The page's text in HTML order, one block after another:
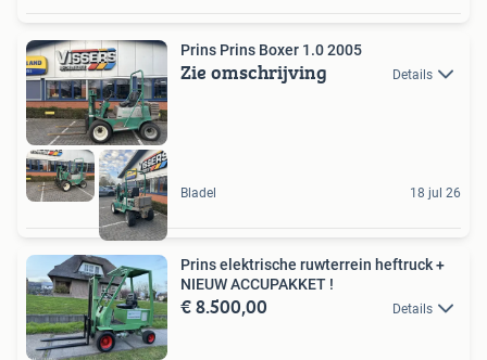
Prins Prins Boxer 1.0 2005
Zie omschrijving Details
Bladel 18 jul 26
Prins elektrische ruwterrein heftruck +
NIEUW ACCUPAKKET !
€ 8.500,00 Details